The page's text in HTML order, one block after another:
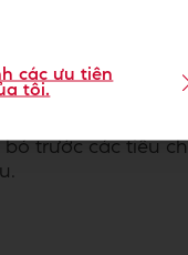
ADA - Khi
từng là phụ gia
bỏ trước các tiêu
các ưu tiên
tôi.